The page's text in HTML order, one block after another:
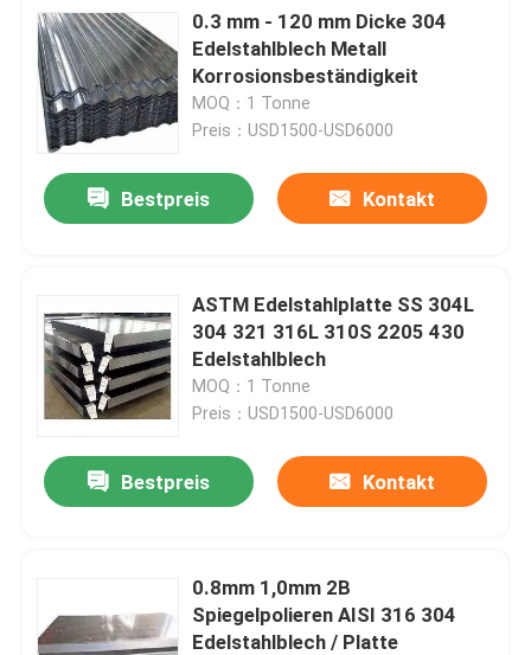
0.3 mm - 120 mm Dicke 304
Edelstahlblech Metall
Korrosionsbeständigkeit
MOQ：1 Tonne
Preis：USD1500-USD6000
Bestpreis Kontakt
ASTM Edelstahlplatte SS 304L
304 321 316L 310S 2205 430
Edelstahlblech
MOQ：1 Tonne
Preis：USD1500-USD6000
Bestpreis Kontakt
0.8mm 1,0mm 2B
Spiegelpolieren AISI 316 304
Edelstahlblech / Platte